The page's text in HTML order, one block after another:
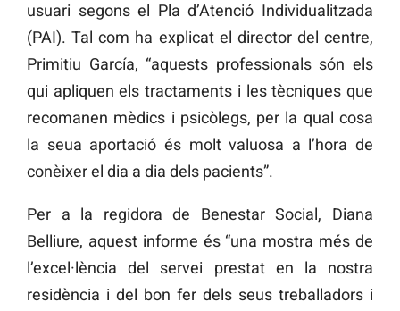
usuari segons el Pla d’Atenció Individualitzada
(PAI). Tal com ha explicat el director del centre,
Primitiu García, “aquests professionals són els
qui apliquen els tractaments i les tècniques que
recomanen mèdics i psicòlegs, per la qual cosa
la seua aportació és molt valuosa a l’hora de
conèixer el dia a dia dels pacients”.
Per a la regidora de Benestar Social, Diana
Belliure, aquest informe és “una mostra més de
l’excel·lència del servei prestat en la nostra
residència i del bon fer dels seus treballadors i